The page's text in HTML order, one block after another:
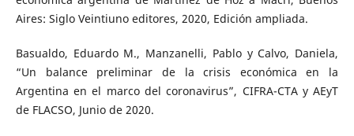
Aires: Siglo Veintiuno editores, 2020, Edición ampliada.
Basualdo, Eduardo M., Manzanelli, Pablo y Calvo, Daniela,
“Un balance preliminar de la crisis económica en la
Argentina en el marco del coronavirus”, CIFRA-CTA y AEyT
de FLACSO, Junio de 2020.